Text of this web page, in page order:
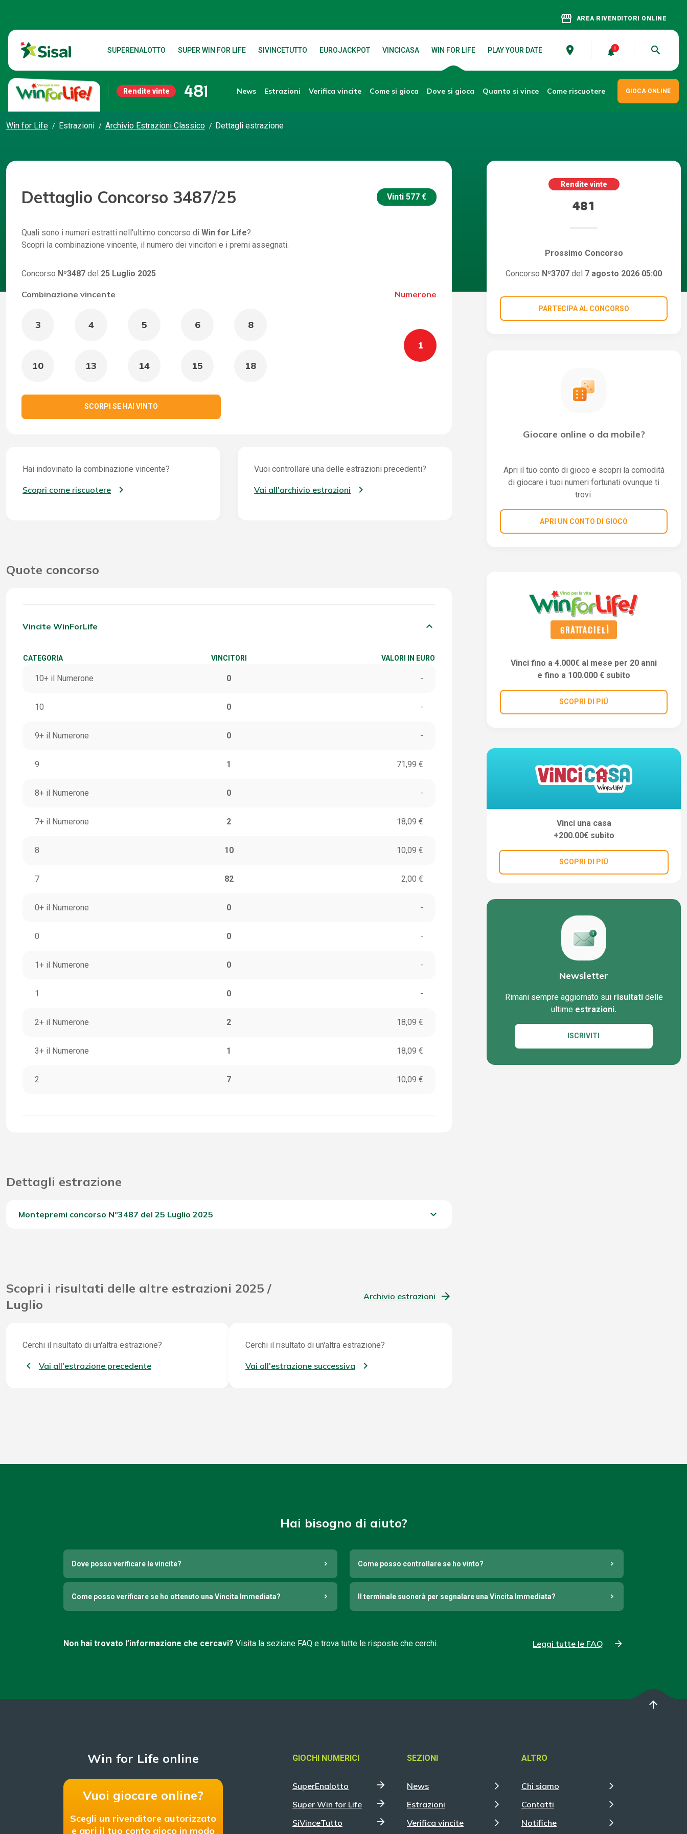
storefront AREA RIVENDITORI ONLINE
SUPERENALOTTO SUPER WIN FOR LIFE SIVINCETUTTO EUROJACKPOT VINCICASA WIN FOR LIFE PLAY YOUR DATE place search
Rendite vinte 481 News Estrazioni Verifica vincite Come si gioca Dove si gioca Quanto si vince Come riscuotere GIOCA ONLINE
Win for Life Estrazioni Archivio Estrazioni Classico Dettagli estrazione
Dettaglio Concorso 3487/25 Vinti 577 €
Quali sono i numeri estratti nell'ultimo concorso di Win for Life?
Scopri la combinazione vincente, il numero dei vincitori e i premi assegnati.
Concorso Nº3487 del 25 Luglio 2025
Combinazione vincente Numerone
3 4 5 6 8
10 13 14 15 18
1
SCORPI SE HAI VINTO
Hai indovinato la combinazione vincente?
Scopri come riscuotere
Vuoi controllare una delle estrazioni precedenti?
Vai all'archivio estrazioni
Quote concorso
Vincite WinForLife keyboard_arrow_down
CATEGORIA VINCITORI VALORI IN EURO
10+ il Numerone 0 -
10 0 -
9+ il Numerone 0 -
9 1 71,99 €
8+ il Numerone 0 -
7+ il Numerone 2 18,09 €
8 10 10,09 €
7 82 2,00 €
0+ il Numerone 0 -
0 0 -
1+ il Numerone 0 -
1 0 -
2+ il Numerone 2 18,09 €
3+ il Numerone 1 18,09 €
2 7 10,09 €
Dettagli estrazione
Montepremi concorso Nº3487 del 25 Luglio 2025 keyboard_arrow_down
Scopri i risultati delle altre estrazioni 2025 /
Luglio
Archivio estrazioni
Cerchi il risultato di un'altra estrazione?
Vai all'estrazione precedente
Cerchi il risultato di un'altra estrazione?
Vai all'estrazione successiva
Rendite vinte
481
Prossimo Concorso
Concorso Nº3707 del 7 agosto 2026 05:00
PARTECIPA AL CONCORSO
Giocare online o da mobile?
Apri il tuo conto di gioco e scopri la comodità
di giocare i tuoi numeri fortunati ovunque ti
trovi
APRI UN CONTO DI GIOCO
Vinci fino a 4.000€ al mese per 20 anni
e fino a 100.000 € subito
SCOPRI DI PIÚ
Vinci una casa
+200.00€ subito
SCOPRI DI PIÚ
Newsletter
Rimani sempre aggiornato sui risultatidelle
ultime estrazioni.
ISCRIVITI
Hai bisogno di aiuto?
Dove posso verificare le vincite? Come posso controllare se ho vinto?
Come posso verificare se ho ottenuto una Vincita Immediata? Il terminale suonerà per segnalare una Vincita Immediata?
Non hai trovato l’informazione che cercavi? Visita la sezione FAQ e trova tutte le risposte che cerchi. Leggi tutte le FAQ
arrow_upward
Win for Life online
Vuoi giocare online?
Scegli un rivenditore autorizzato
e apri il tuo conto gioco in modo
GIOCHI NUMERICI
SuperEnalotto
Super Win for Life
SiVinceTutto
SEZIONI
News
Estrazioni
Verifica vincite
ALTRO
Chi siamo
Contatti
Notifiche